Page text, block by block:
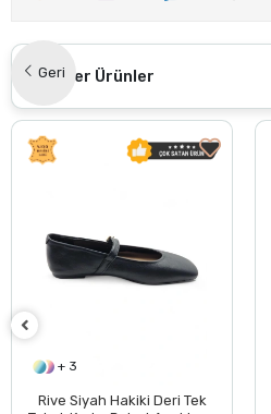
Geri
Benzer Ürünler
+ 3
Rive Siyah Hakiki Deri Tek